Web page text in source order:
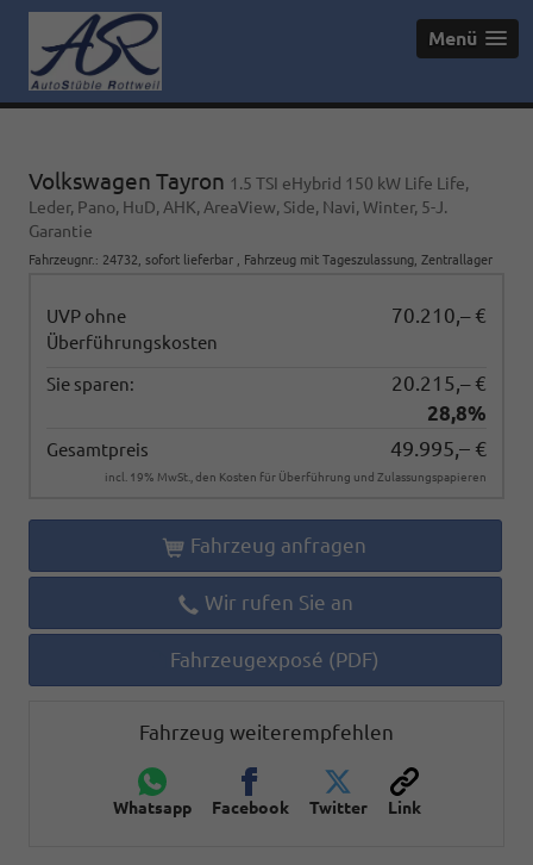
Menü
Volkswagen Tayron 1.5 TSI eHybrid 150 kW Life Life,
Leder, Pano, HuD, AHK, AreaView, Side, Navi, Winter, 5-J.
Garantie
Fahrzeugnr. : 24732 sofort lieferbar Fahrzeug mit Tageszulassung , Zentrallager
UVP ohne
Überführungskosten
70.210,– €
Sie sparen:
20.215,– €
28,8%
Gesamtpreis 49.995,– €
incl. 19% MwSt., den Kosten für Überführung und Zulassungspapieren
Fahrzeug anfragen
Wir rufen Sie an
Fahrzeugexposé (PDF)
Fahrzeug weiterempfehlen
Whatsapp Facebook Twitter Link